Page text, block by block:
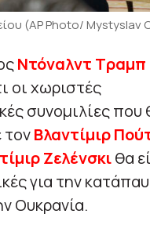
(AP Photo/ Mystyslav
Ντόναλντ Τραμπ
οι χωριστές
συνομιλίες που
τονΒλαντίμιρ
Ζελένσκιθα
για την
Ουκρανία.